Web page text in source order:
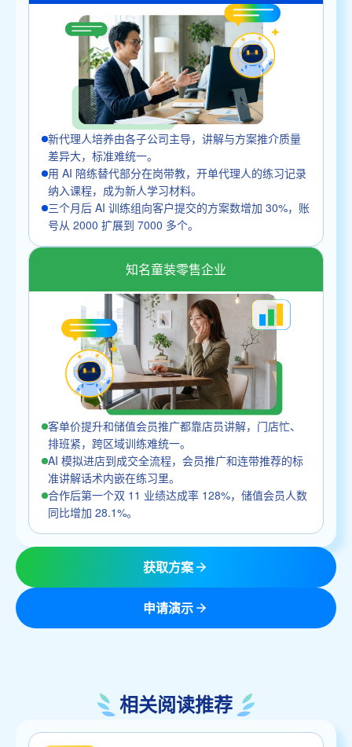
新代理人培养由各子公司主导，讲解与方案推介质量
差异大，标准难统一。
用 AI 陪练替代部分在岗带教，开单代理人的练习记录
纳入课程，成为新人学习材料。
三个月后 AI 训练组向客户提交的方案数增加 30%，账
号从 2000 扩展到 7000 多个。
知名童装零售企业
客单价提升和储值会员推广都靠店员讲解，门店忙、
排班紧，跨区域训练难统一。
AI 模拟进店到成交全流程，会员推广和连带推荐的标
准讲解话术内嵌在练习里。
合作后第一个双 11 业绩达成率 128%，储值会员人数
同比增加 28.1%。
获取方案
申请演示
相关阅读推荐